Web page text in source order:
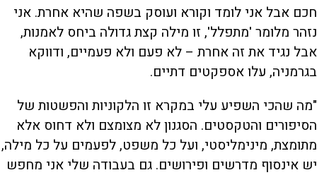
חכם אבל אני לומד וקורא ועוסק בשפה שהיא אחרת. אני
נזהר מלומר 'מתפלל', זו מילה קצת גדולה ביחס לאמנות,
אבל נגיד את זה אחרת – לא פעם ולא פעמיים, ודווקא
בגרמניה, עלו אספקטים דתיים.
"מה שהכי השפיע עלי במקרא זו הלקוניות והפשטות של
הסיפורים והטקסטים. הסגנון לא מצומצם ולא דחוס אלא
מתומצת, מינימליסטי, ועל כל משפט, לפעמים על כל מילה,
יש אינסוף מדרשים ופירושים. גם בעבודה שלי אני מחפש